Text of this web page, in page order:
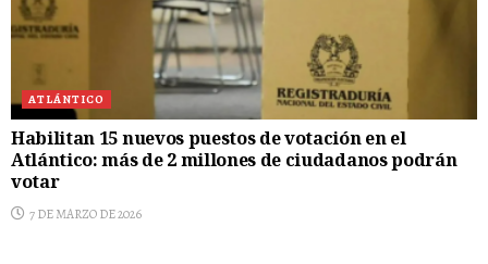
ATLÁNTICO
Habilitan 15 nuevos puestos de votación en el
Atlántico: más de 2 millones de ciudadanos podrán
votar
7 DE MARZO DE 2026